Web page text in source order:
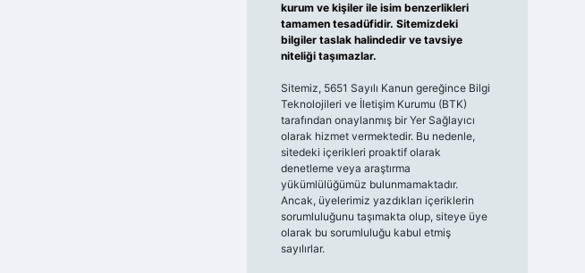
kurum ve kişiler ile isim benzerlikleri
tamamen tesadüfidir. Sitemizdeki
bilgiler taslak halindedir ve tavsiye
niteliği taşımazlar.
Sitemiz, 5651 Sayılı Kanun gereğince Bilgi
Teknolojileri ve İletişim Kurumu (BTK)
tarafından onaylanmış bir Yer Sağlayıcı
olarak hizmet vermektedir. Bu nedenle,
sitedeki içerikleri proaktif olarak
denetleme veya araştırma
yükümlülüğümüz bulunmamaktadır.
Ancak, üyelerimiz yazdıkları içeriklerin
sorumluluğunu taşımakta olup, siteye üye
olarak bu sorumluluğu kabul etmiş
sayılırlar.